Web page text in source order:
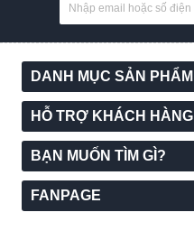
DANH MỤC SẢN PHẨM
HỖ TRỢ KHÁCH HÀNG
BẠN MUỐN TÌM GÌ?
FANPAGE